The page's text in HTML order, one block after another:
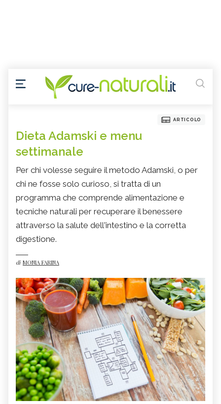
ARTICOLO
Dieta Adamski e menu
settimanale
Per chi volesse seguire il metodo Adamski, o per
chi ne fosse solo curioso, si tratta di un
programma che comprende alimentazione e
tecniche naturali per recuperare il benessere
attraverso la salute dell'intestino e la corretta
digestione.
di MONIA FARINA